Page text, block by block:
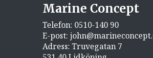
Marine Concept
Telefon: 0510-140 90
E-post:
Adress: Truvegatan 7